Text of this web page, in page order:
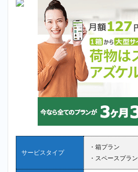
サービスタイプ
・箱プラン
・スペースプラン